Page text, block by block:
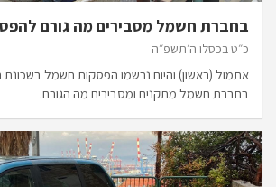
בחברת חשמל מסבירים מה גורם
כ״ט בכסלו ה׳תשפ״ה
אתמול (ראשון) והיום נרשמו הפסקות חשמל
בחברת חשמל מתקנים ומסבירים מה הגורם.